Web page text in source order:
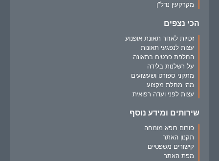
מקרקעין נדל"ן
הכי נצפים
זכויות לאחר תאונת אופנוע
עצות לנפגעי תאונות
החלפת פרטים בתאונה
על רשלנות בלידה
מתקני ספורט ושעשועים
מהי מחלת מקצוע
עצות לפני ועדה רפואית
שירותים ומידע נוסף
פורום רופא מומחה
תקנון האתר
קישורים משפטיים
מפת האתר